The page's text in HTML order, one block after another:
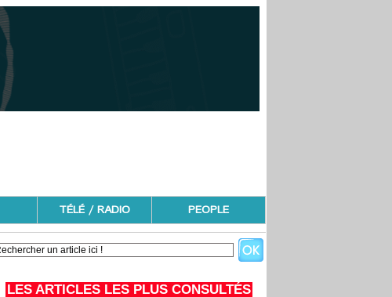
TÉLÉ / RADIO PEOPLE
LES ARTICLES LES PLUS CONSULTÉS